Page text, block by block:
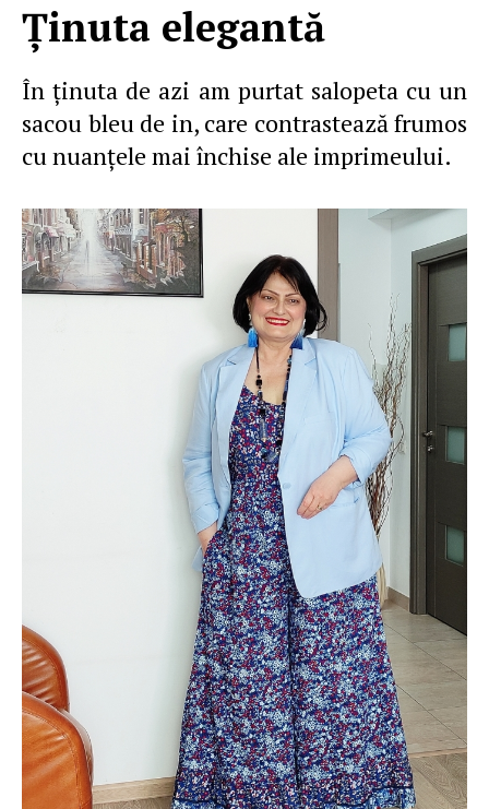
Ţinuta elegantă
În ţinuta de azi am purtat salopeta cu un
sacou bleu de in, care contrastează frumos
cu nuanţele mai închise ale imprimeului.